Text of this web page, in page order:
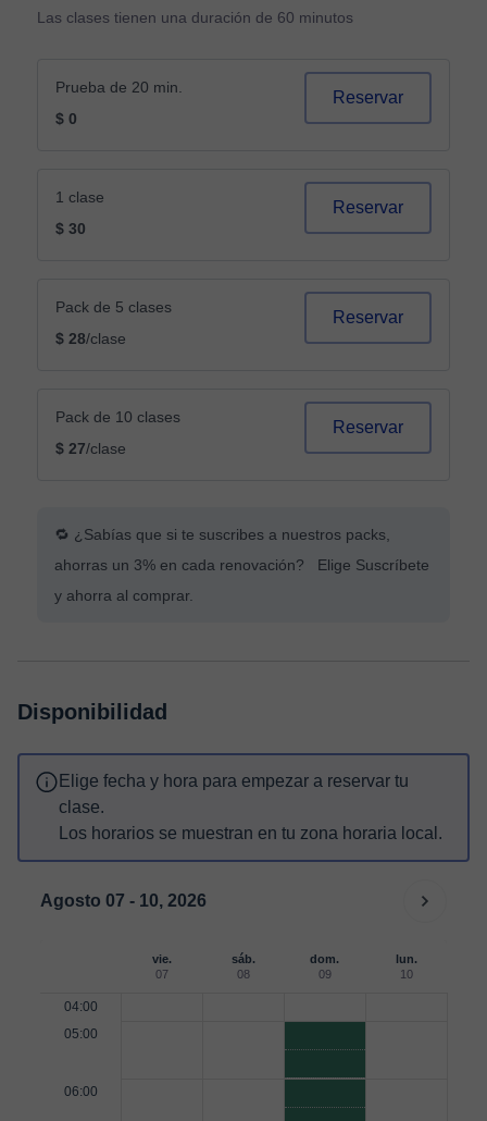
Las clases tienen una duración de 60 minutos
Prueba de 20 min.
$ 0
Reservar
1 clase
$ 30
Reservar
Pack de 5 clases
$ 28/clase
Reservar
Pack de 10 clases
$ 27/clase
Reservar
🔁 ¿Sabías que si te suscribes a nuestros packs,
ahorras un 3% en cada renovación? Elige Suscríbete
y ahorra al comprar.
Disponibilidad
Elige fecha y hora para empezar a reservar tu
clase.
Los horarios se muestran en tu zona horaria local.
Agosto 07 - 10, 2026
vie.
07
sáb.
08
dom.
09
lun.
10
04:00
05:00
06:00